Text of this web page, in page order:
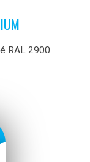
RAL 2900